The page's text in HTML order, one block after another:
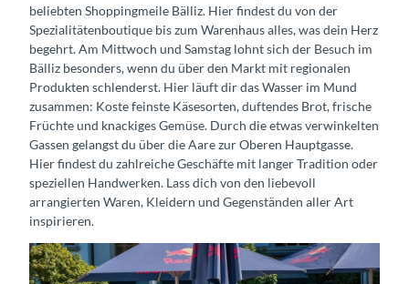
beliebten Shoppingmeile Bälliz. Hier findest du von der
Spezialitätenboutique bis zum Warenhaus alles, was dein Herz
begehrt. Am Mittwoch und Samstag lohnt sich der Besuch im
Bälliz besonders, wenn du über den Markt mit regionalen
Produkten schlenderst. Hier läuft dir das Wasser im Mund
zusammen: Koste feinste Käsesorten, duftendes Brot, frische
Früchte und knackiges Gemüse. Durch die etwas verwinkelten
Gassen gelangst du über die Aare zur Oberen Hauptgasse.
Hier findest du zahlreiche Geschäfte mit langer Tradition oder
speziellen Handwerken. Lass dich von den liebevoll
arrangierten Waren, Kleidern und Gegenständen aller Art
inspirieren.